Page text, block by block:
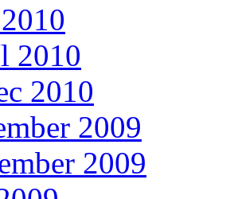
2010
2010
2009
2009